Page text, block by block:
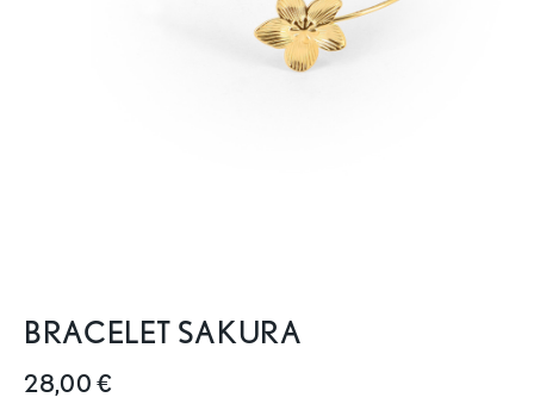
BRACELET SAKURA
28,00 €